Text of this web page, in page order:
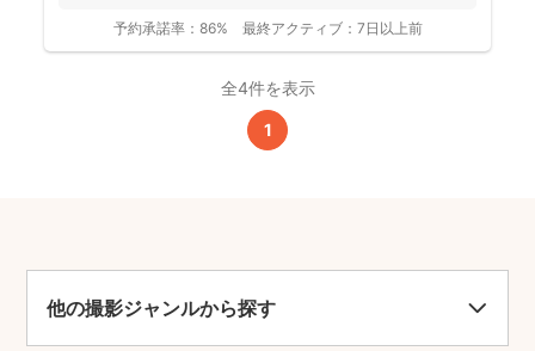
予約承諾率： 86% 最終アクティブ： 7日以上前
全4件を表示
1
他の撮影ジャンルから探す